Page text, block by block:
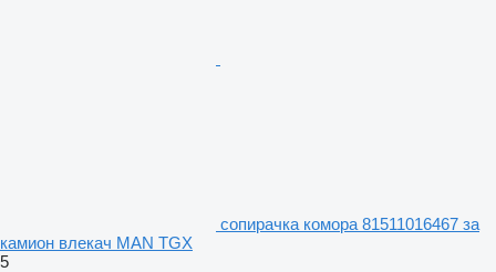
сопирачка комора 81511016467 за
камион влекач MAN TGX
5